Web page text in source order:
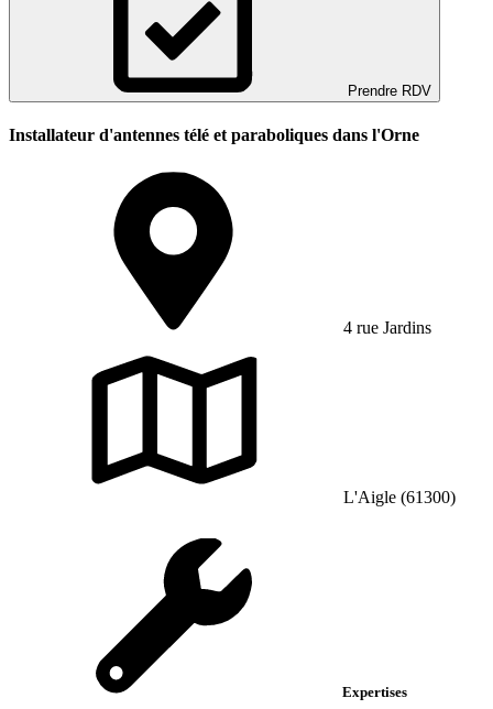
Prendre RDV
Installateur d'antennes télé et paraboliques dans l'Orne
4 rue Jardins
L'Aigle (61300)
Expertises